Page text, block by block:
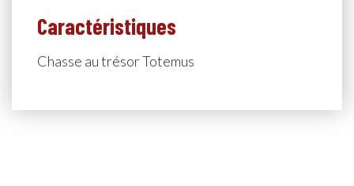
Caractéristiques
Chasse au trésor Totemus